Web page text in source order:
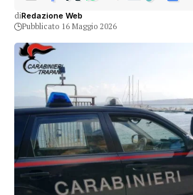
diRedazione Web
Pubblicato 16 Maggio 2026